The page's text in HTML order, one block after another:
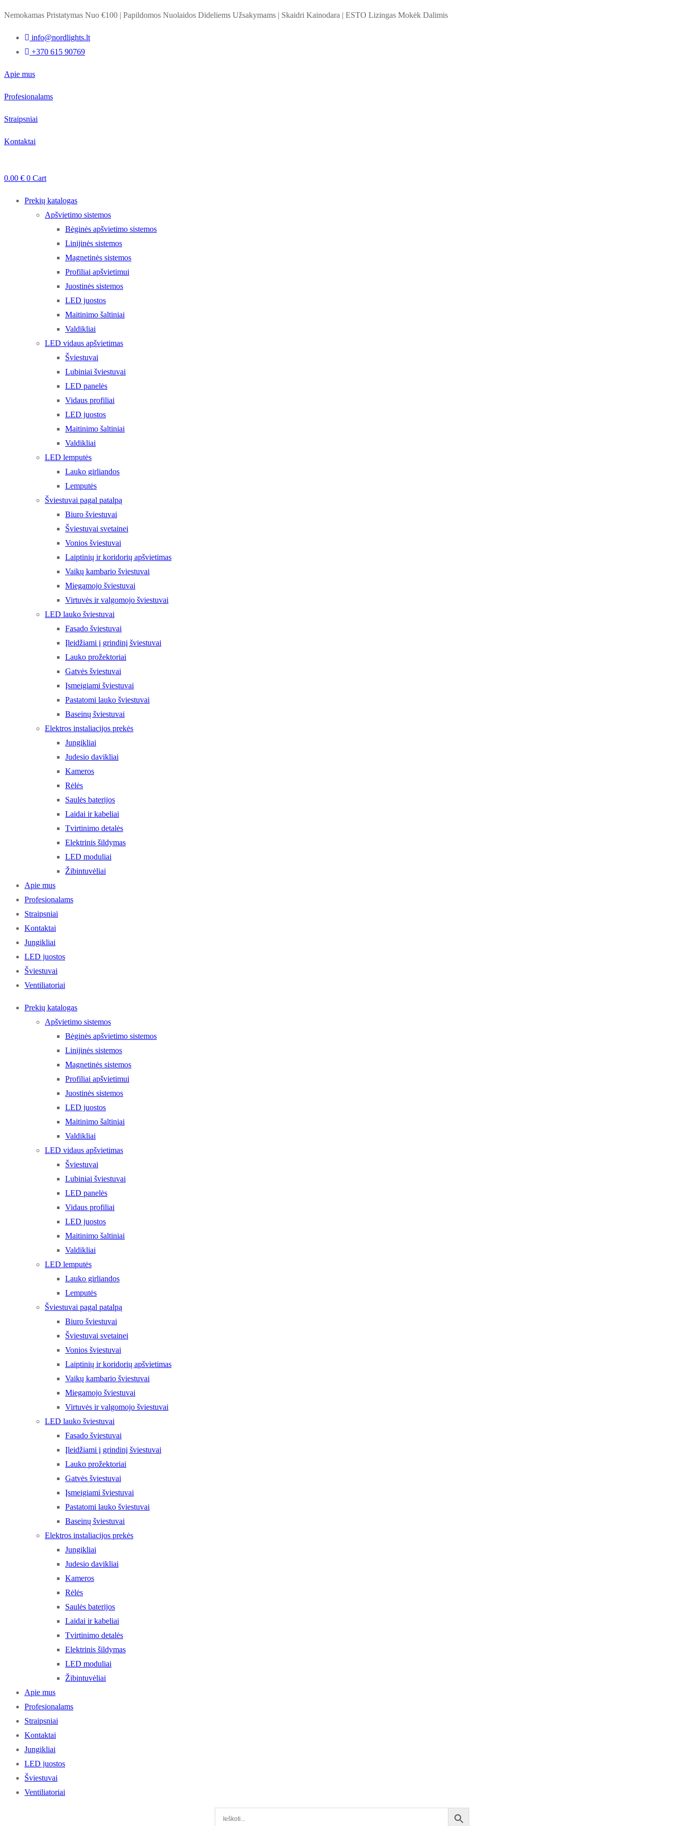
Nemokamas Pristatymas Nuo €100 | Papildomos Nuolaidos Dideliems Užsakymams | Skaidri Kainodara | ESTO Lizingas Mokėk Dalimis
info@nordlights.lt
+370 615 90769
Apie mus
Profesionalams
Straipsniai
Kontaktai
0.00 € 0 Cart
Prekių katalogas
Apšvietimo sistemos
Bėginės apšvietimo sistemos
Linijinės sistemos
Magnetinės sistemos
Profiliai apšvietimui
Juostinės sistemos
LED juostos
Maitinimo šaltiniai
Valdikliai
LED vidaus apšvietimas
Šviestuvai
Lubiniai šviestuvai
LED panelės
Vidaus profiliai
LED juostos
Maitinimo šaltiniai
Valdikliai
LED lemputės
Lauko girliandos
Lemputės
Šviestuvai pagal patalpą
Biuro šviestuvai
Šviestuvai svetainei
Vonios šviestuvai
Laiptinių ir koridorių apšvietimas
Vaikų kambario šviestuvai
Miegamojo šviestuvai
Virtuvės ir valgomojo šviestuvai
LED lauko šviestuvai
Fasado šviestuvai
Įleidžiami į grindinį šviestuvai
Lauko prožektoriai
Gatvės šviestuvai
Įsmeigiami šviestuvai
Pastatomi lauko šviestuvai
Baseinų šviestuvai
Elektros instaliacijos prekės
Jungikliai
Judesio davikliai
Kameros
Rėlės
Saulės baterijos
Laidai ir kabeliai
Tvirtinimo detalės
Elektrinis šildymas
LED moduliai
Žibintuvėliai
Apie mus
Profesionalams
Straipsniai
Kontaktai
Jungikliai
LED juostos
Šviestuvai
Ventiliatoriai
Prekių katalogas
Apšvietimo sistemos
Bėginės apšvietimo sistemos
Linijinės sistemos
Magnetinės sistemos
Profiliai apšvietimui
Juostinės sistemos
LED juostos
Maitinimo šaltiniai
Valdikliai
LED vidaus apšvietimas
Šviestuvai
Lubiniai šviestuvai
LED panelės
Vidaus profiliai
LED juostos
Maitinimo šaltiniai
Valdikliai
LED lemputės
Lauko girliandos
Lemputės
Šviestuvai pagal patalpą
Biuro šviestuvai
Šviestuvai svetainei
Vonios šviestuvai
Laiptinių ir koridorių apšvietimas
Vaikų kambario šviestuvai
Miegamojo šviestuvai
Virtuvės ir valgomojo šviestuvai
LED lauko šviestuvai
Fasado šviestuvai
Įleidžiami į grindinį šviestuvai
Lauko prožektoriai
Gatvės šviestuvai
Įsmeigiami šviestuvai
Pastatomi lauko šviestuvai
Baseinų šviestuvai
Elektros instaliacijos prekės
Jungikliai
Judesio davikliai
Kameros
Rėlės
Saulės baterijos
Laidai ir kabeliai
Tvirtinimo detalės
Elektrinis šildymas
LED moduliai
Žibintuvėliai
Apie mus
Profesionalams
Straipsniai
Kontaktai
Jungikliai
LED juostos
Šviestuvai
Ventiliatoriai